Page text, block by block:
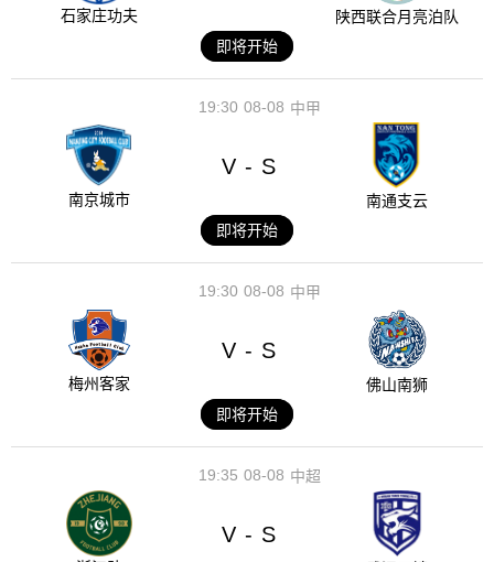
石家庄功夫
陕西联合月亮泊队
即将开始
08-08
19:30 中甲
南京城市
V - S
南通支云
即将开始
08-08
19:30 中甲
梅州客家
V - S
佛山南狮
即将开始
08-08
19:35 中超
V - S